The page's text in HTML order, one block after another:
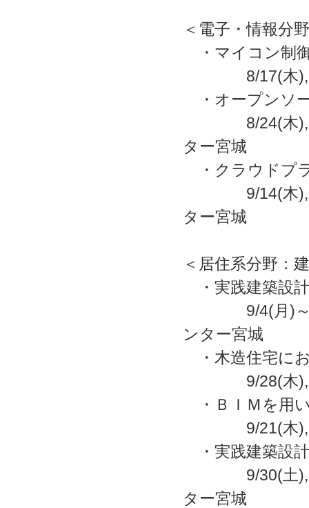
＜電子・情報分
・マイコン制
8/17(木),
・オープンソ
8/24(木),
ター宮城
・クラウドプ
9/14(木),
ター宮城
＜居住系分野：
・実践建築設
9/4(月)
ンター宮城
・木造住宅に
9/28(木),
・ＢＩＭを用
9/21(木),
・実践建築設
9/30(土),
ター宮城